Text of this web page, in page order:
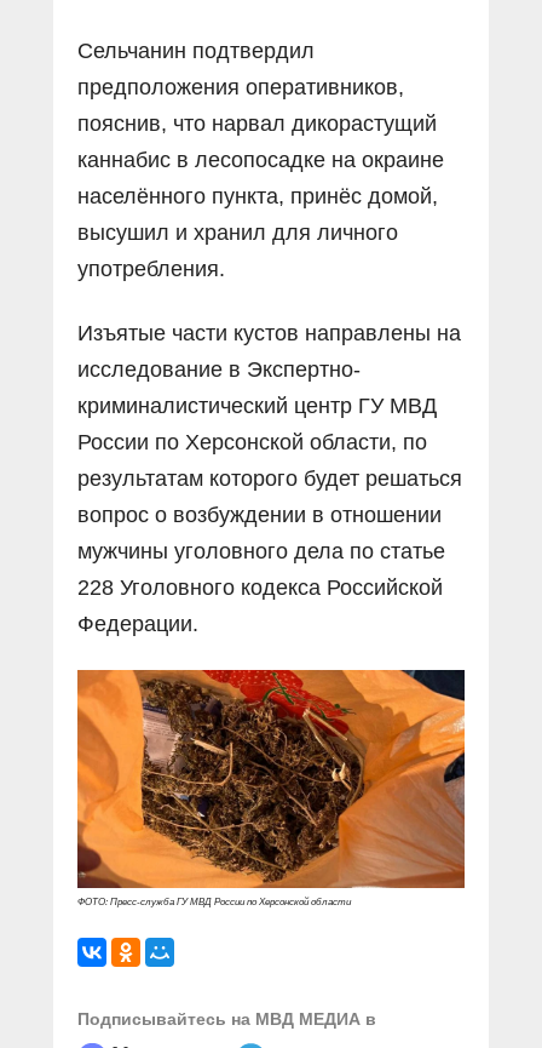
Сельчанин подтвердил
предположения оперативников,
пояснив, что нарвал дикорастущий
каннабис в лесопосадке на окраине
населённого пункта, принёс домой,
высушил и хранил для личного
употребления.
Изъятые части кустов направлены на
исследование в Экспертно-
криминалистический центр ГУ МВД
России по Херсонской области, по
результатам которого будет решаться
вопрос о возбуждении в отношении
мужчины уголовного дела по статье
228 Уголовного кодекса Российской
Федерации.
ФОТО: Пресс-служба ГУ МВД России по Херсонской области
Подписывайтесь на МВД МЕДИА в